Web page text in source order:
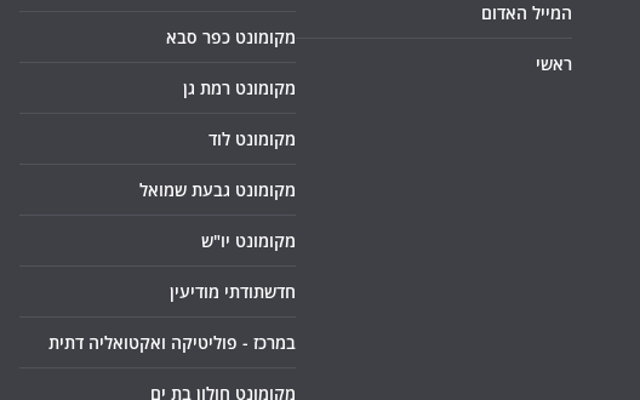
המייל האדום
ראשי
מקומונט כפר סבא
מקומונט רמת גן
מקומונט לוד
מקומונט גבעת שמואל
מקומונט יו"ש
חדשתודתי מודיעין
במרכז - פוליטיקה ואקטואליה דתית
מקומונט חולון בת ים